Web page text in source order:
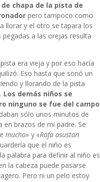
chapa de la pista de
pero tampoco como
llorar y el otro se tapara los
a las orejas resulta
era vieja y por eso hacía
Eso hasta que sonó un
y llorando de la pista
Los demás niños se
ninguno se fue del campo
sólo unos minutos de
brazos de mi padre. Se
mucho» y «Rafa asustan
que el niño es
palabra para definir al niño es
la cabeza puede pasarse
Pero ni un pelo estoy